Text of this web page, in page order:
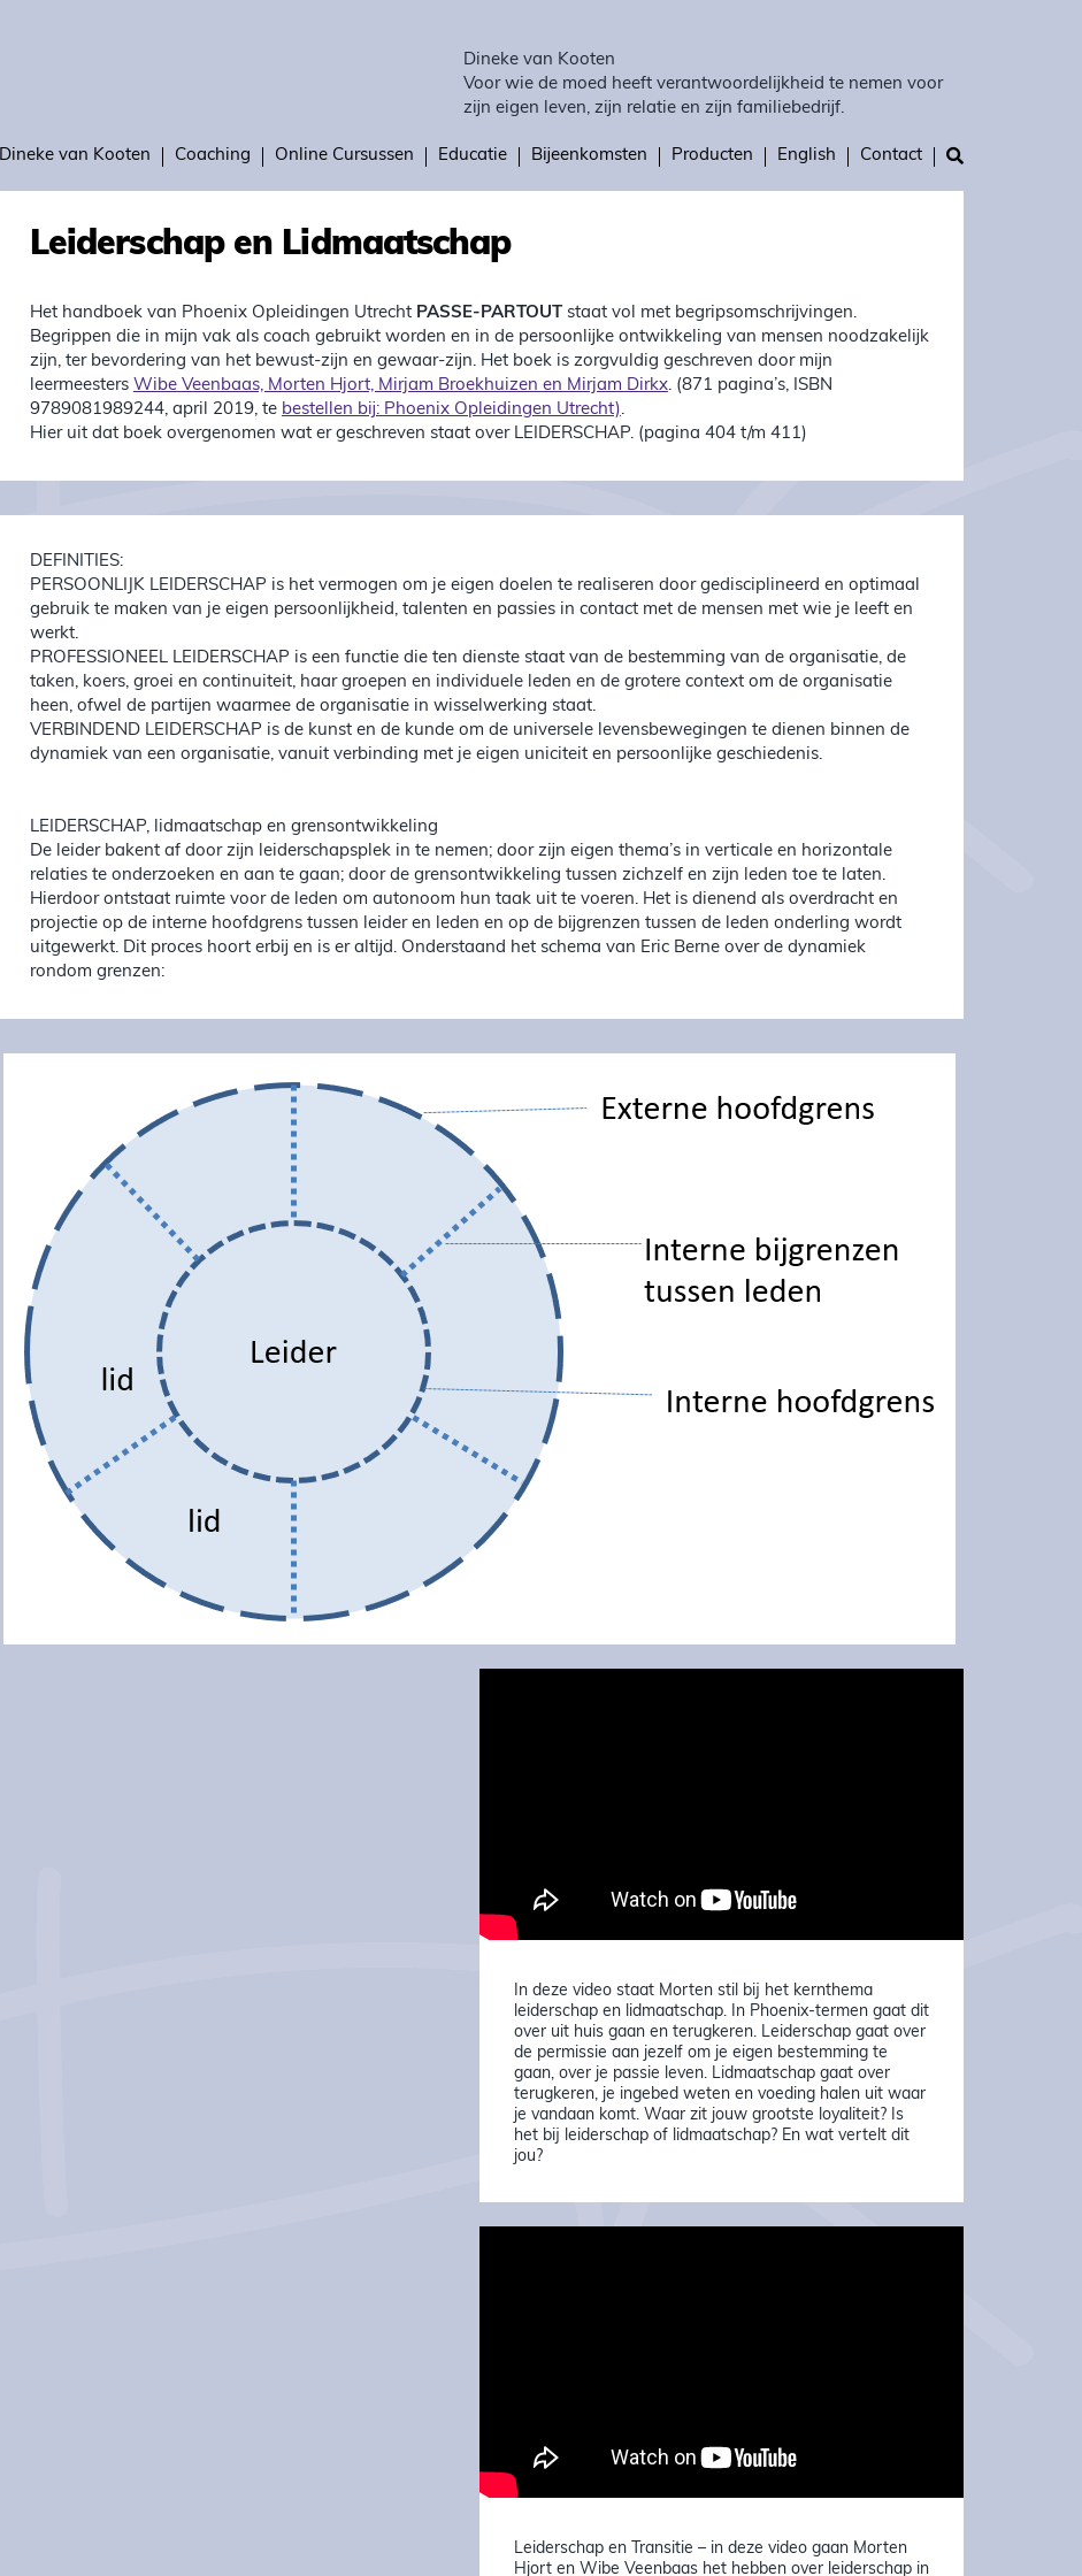
Dineke van Kooten
Voor wie de moed heeft verantwoordelijkheid te nemen voor
zijn eigen leven, zijn relatie en zijn familiebedrijf.
Dineke van Kooten Coaching Online Cursussen Educatie Bijeenkomsten Producten English Contact
Leiderschap en Lidmaatschap
Het handboek van Phoenix Opleidingen Utrecht PASSE-PARTOUTstaat vol met begripsomschrijvingen.
Begrippen die in mijn vak als coach gebruikt worden en in de persoonlijke ontwikkeling van mensen noodzakelijk
zijn, ter bevordering van het bewust-zijn en gewaar-zijn. Het boek is zorgvuldig geschreven door mijn
leermeesters Wibe Veenbaas, Morten Hjort, Mirjam Broekhuizen en Mirjam Dirkx. (871 pagina’s, ISBN
9789081989244, april 2019, te bestellen bij: Phoenix Opleidingen Utrecht).
Hier uit dat boek overgenomen wat er geschreven staat over LEIDERSCHAP. (pagina 404 t/m 411)
DEFINITIES:
PERSOONLIJK LEIDERSCHAP is het vermogen om je eigen doelen te realiseren door gedisciplineerd en optimaal
gebruik te maken van je eigen persoonlijkheid, talenten en passies in contact met de mensen met wie je leeft en
werkt.
PROFESSIONEEL LEIDERSCHAP is een functie die ten dienste staat van de bestemming van de organisatie, de
taken, koers, groei en continuiteit, haar groepen en individuele leden en de grotere context om de organisatie
heen, ofwel de partijen waarmee de organisatie in wisselwerking staat.
VERBINDEND LEIDERSCHAP is de kunst en de kunde om de universele levensbewegingen te dienen binnen de
dynamiek van een organisatie, vanuit verbinding met je eigen uniciteit en persoonlijke geschiedenis.
LEIDERSCHAP, lidmaatschap en grensontwikkeling
De leider bakent af door zijn leiderschapsplek in te nemen; door zijn eigen thema’s in verticale en horizontale
relaties te onderzoeken en aan te gaan; door de grensontwikkeling tussen zichzelf en zijn leden toe te laten.
Hierdoor ontstaat ruimte voor de leden om autonoom hun taak uit te voeren. Het is dienend als overdracht en
projectie op de interne hoofdgrens tussen leider en leden en op de bijgrenzen tussen de leden onderling wordt
uitgewerkt. Dit proces hoort erbij en is er altijd. Onderstaand het schema van Eric Berne over de dynamiek
rondom grenzen:
In deze video staat Morten stil bij het kernthema
leiderschap en lidmaatschap. In Phoenix-termen gaat dit
over uit huis gaan en terugkeren. Leiderschap gaat over
de permissie aan jezelf om je eigen bestemming te
gaan, over je passie leven. Lidmaatschap gaat over
terugkeren, je ingebed weten en voeding halen uit waar
je vandaan komt. Waar zit jouw grootste loyaliteit? Is
het bij leiderschap of lidmaatschap? En wat vertelt dit
jou?
Leiderschap en Transitie – in deze video gaan Morten
Hjort en Wibe Veenbaas het hebben over leiderschap in